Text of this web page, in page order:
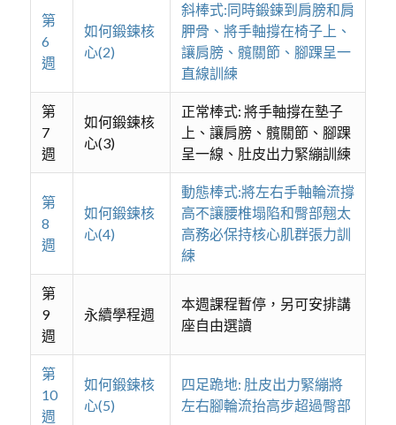
第
6
週
如何鍛鍊核
心(2)
斜棒式:同時鍛鍊到肩膀和肩
胛骨、將手軸撐在椅子上、
讓肩膀、髖關節、腳踝呈一
直線訓練
第
7
週
如何鍛鍊核
心(3)
正常棒式: 將手軸撐在墊子
上、讓肩膀、髖關節、腳踝
呈一線、肚皮出力緊繃訓練
第
8
週
如何鍛鍊核
心(4)
動態棒式:將左右手軸輪流撐
高不讓腰椎塌陷和臀部翹太
高務必保持核心肌群張力訓
練
第
9
週
永續學程週
本週課程暫停，另可安排講
座自由選讀
第
10
週
如何鍛鍊核
心(5)
四足跪地: 肚皮出力緊繃將
左右腳輪流抬高步超過臀部